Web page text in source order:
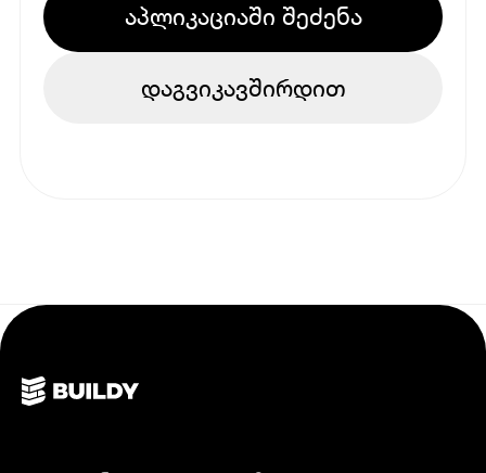
აპლიკაციაში შეძენა
დაგვიკავშირდით